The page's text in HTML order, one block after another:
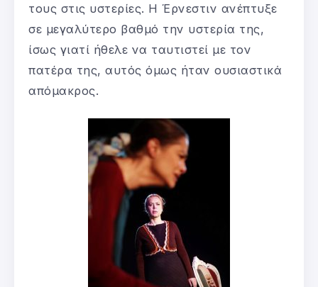
τους στις υστερίες. Η Έρνεστιν ανέπτυξε
σε μεγαλύτερο βαθμό την υστερία της,
ίσως γιατί ήθελε να ταυτιστεί με τον
πατέρα της, αυτός όμως ήταν ουσιαστικά
απόμακρος.